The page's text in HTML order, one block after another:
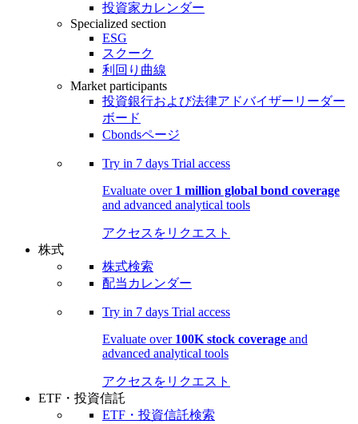
投資家カレンダー
Specialized section
ESG
スクーク
利回り曲線
Market participants
投資銀行および法律アドバイザーリーダー
ボード
Cbondsページ
Try in 7 days Trial access
Evaluate over 1 million global bond coverage
and advanced analytical tools
アクセスをリクエスト
株式
株式検索
配当カレンダー
Try in 7 days Trial access
Evaluate over 100K stock coverage and
advanced analytical tools
アクセスをリクエスト
ETF・投資信託
ETF・投資信託検索